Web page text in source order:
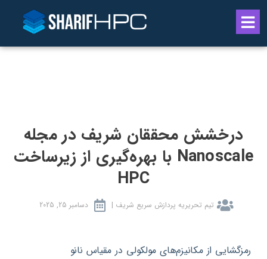
درخشش محققان شریف در مجله
Nanoscale با بهره‌گیری از زیرساخت
HPC
تیم تحریریه پردازش سریع شریف | دسامبر 25, 2025
رمزگشایی از مکانیزم‌های مولکولی در مقیاس نانو